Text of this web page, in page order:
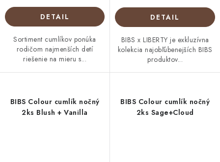
DETAIL
Sortiment cumlíkov ponúka
rodičom najmenších detí
riešenie na mieru s...
DETAIL
BIBS x LIBERTY je exkluzívna
kolekcia najobľúbenejších BIBS
produktov...
BIBS Colour cumlík nočný
2ks Blush + Vanilla
BIBS Colour cumlík nočný
2ks Sage+Cloud